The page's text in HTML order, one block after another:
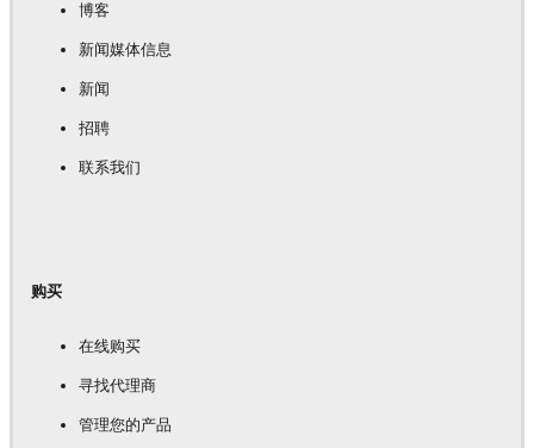
博客
新闻媒体信息
新闻
招聘
联系我们
购买
在线购买
寻找代理商
管理您的产品